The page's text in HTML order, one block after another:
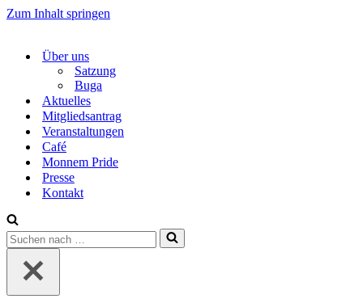
Zum Inhalt springen
Über uns
Satzung
Buga
Aktuelles
Mitgliedsantrag
Veranstaltungen
Café
Monnem Pride
Presse
Kontakt
Suchen
nach …